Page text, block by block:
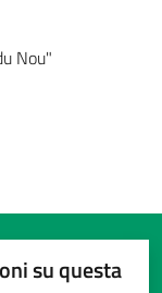
Nou"
su questa